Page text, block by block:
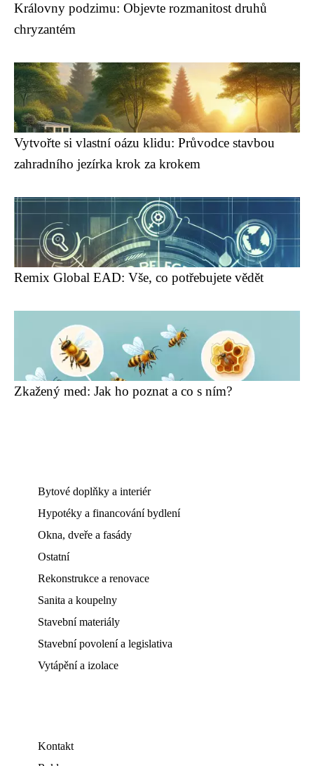
Královny podzimu: Objevte rozmanitost druhů
chryzantém
Vytvořte si vlastní oázu klidu: Průvodce stavbou
zahradního jezírka krok za krokem
Remix Global EAD: Vše, co potřebujete vědět
Zkažený med: Jak ho poznat a co s ním?
Bytové doplňky a interiér
Hypotéky a financování bydlení
Okna, dveře a fasády
Ostatní
Rekonstrukce a renovace
Sanita a koupelny
Stavební materiály
Stavební povolení a legislativa
Vytápění a izolace
Kontakt